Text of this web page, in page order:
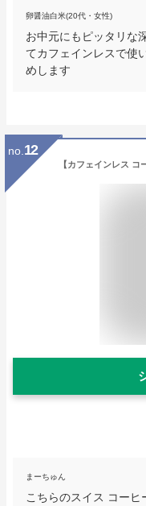
卵醤油白米(20代・女性)
お中元にもピッタリな
てカフェインレスで使
めします
no. 12
まーちゅん
こちらのスイス コー